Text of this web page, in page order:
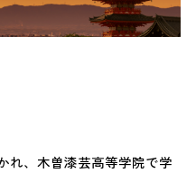
れ、木曽漆芸高等学院で学